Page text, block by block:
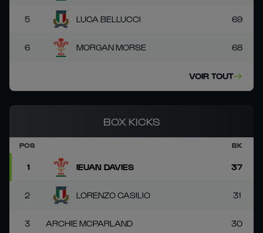
5 LUCA BELLUCCI 69
6 MORGAN MORSE 68
VOIR TOUT
BOX KICKS
POS BK
1 IEUAN DAVIES 37
2 LORENZO CASILIO 31
3 ARCHIE MCPARLAND 30